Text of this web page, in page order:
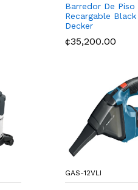
Barredor De Piso
Recargable Black
Decker
¢35,200.00
GAS-12VLI